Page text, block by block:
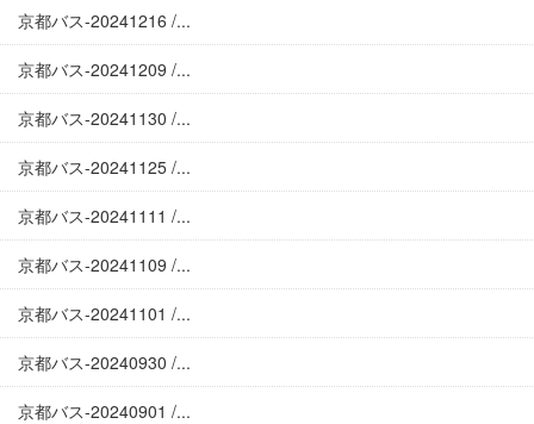
京都バス-20241216 /...
京都バス-20241209 /...
京都バス-20241130 /...
京都バス-20241125 /...
京都バス-20241111 /...
京都バス-20241109 /...
京都バス-20241101 /...
京都バス-20240930 /...
京都バス-20240901 /...